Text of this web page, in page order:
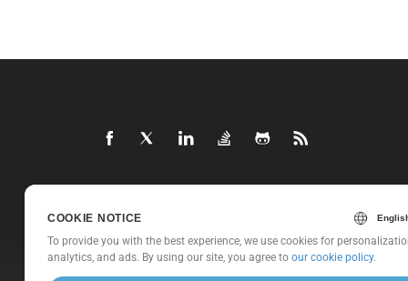
Produkte
Neue Veröffentlichungen
COOKIE NOTICE
To provide you with the best experience, we use cookies for
analytics, and ads. By using our site, you agree to our cookie policy.